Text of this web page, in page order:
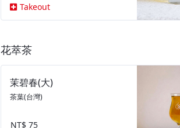
Takeout
花萃茶
茉碧春(大)
茶葉(台灣)
NT$ 75